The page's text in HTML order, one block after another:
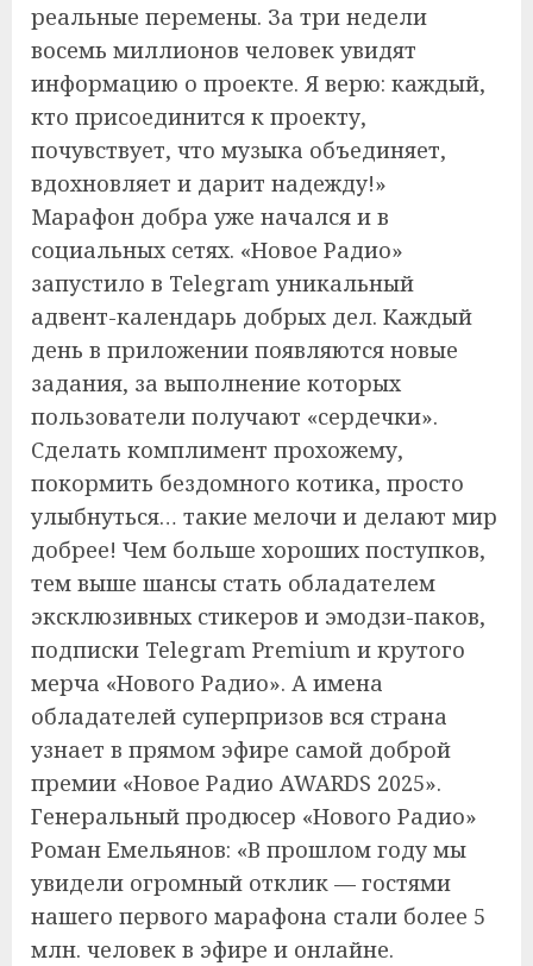
реальные перемены. За три недели
восемь миллионов человек увидят
информацию о проекте. Я верю: каждый,
кто присоединится к проекту,
почувствует, что музыка объединяет,
вдохновляет и дарит надежду!»
Марафон добра уже начался и в
социальных сетях. «Новое Радио»
запустило в Telegram уникальный
адвент-календарь добрых дел. Каждый
день в приложении появляются новые
задания, за выполнение которых
пользователи получают «сердечки».
Сделать комплимент прохожему,
покормить бездомного котика, просто
улыбнуться… такие мелочи и делают мир
добрее! Чем больше хороших поступков,
тем выше шансы стать обладателем
эксклюзивных стикеров и эмодзи-паков,
подписки Telegram Premium и крутого
мерча «Нового Радио». А имена
обладателей суперпризов вся страна
узнает в прямом эфире самой доброй
премии «Новое Радио AWARDS 2025».
Генеральный продюсер «Нового Радио»
Роман Емельянов: «В прошлом году мы
увидели огромный отклик — гостями
нашего первого марафона стали более 5
млн. человек в эфире и онлайне.